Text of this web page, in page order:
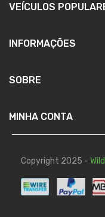
VEÍCULOS
INFORMAÇÕES
SOBRE
MINHA CONTA
Copyright 2025 -